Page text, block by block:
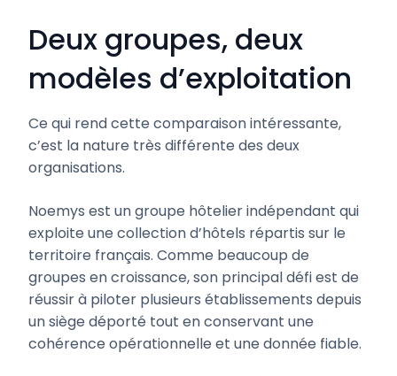
Deux groupes, deux
modèles d’exploitation
Ce qui rend cette comparaison intéressante,
c’est la nature très différente des deux
organisations.
Noemys est un groupe hôtelier indépendant qui
exploite une collection d’hôtels répartis sur le
territoire français. Comme beaucoup de
groupes en croissance, son principal défi est de
réussir à piloter plusieurs établissements depuis
un siège déporté tout en conservant une
cohérence opérationnelle et une donnée fiable.